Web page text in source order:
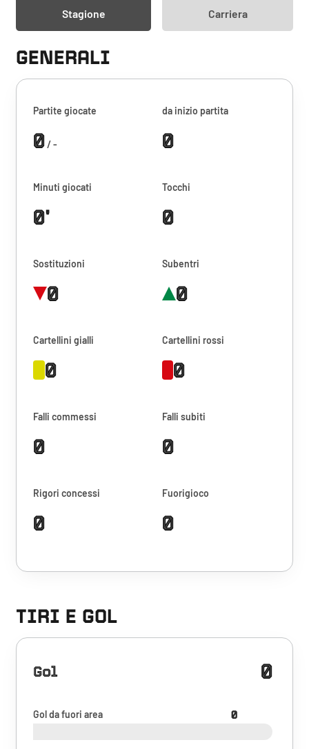
Stagione Carriera
GENERALI
Partite giocate
0/ -
da inizio partita
0
Minuti giocati
0'
Tocchi
0
Sostituzioni
0
Subentri
0
Cartellini gialli
0
Cartellini rossi
0
Falli commessi
0
Falli subiti
0
Rigori concessi
0
Fuorigioco
0
TIRI E GOL
Gol 0
Gol da fuori area 0